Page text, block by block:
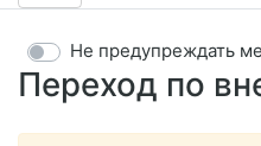
Переход по
Не предупреждать